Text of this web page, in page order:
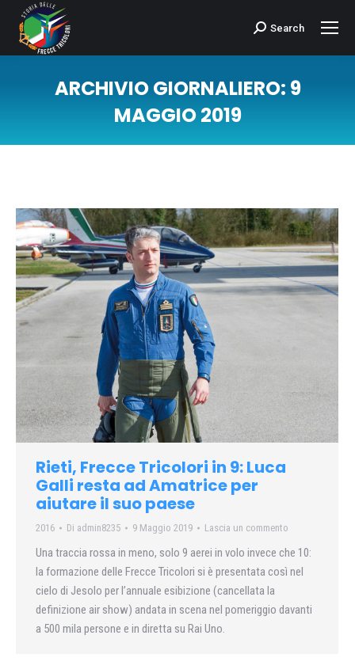
Cerca:Search
ARCHIVIO GIORNALIERO: 9
MAGGIO 2019
Rieti, Frecce Tricolori in 9: Luca
Galli resta ad Amatrice per
aiutare il suo paese
2016 Di admin8235 9 Maggio 2019 Lascia un commento
Una traccia rossa in meno, solo 9 aerei in volo invece che 10:
la formazione delle Frecce Tricolori si è presentata così nel
cielo di Jesolo per l’annuale esibizione (cancellata la
definizione air show) andata in scena nel pomeriggio davanti
a 500 mila persone e in diretta su Rai Uno.